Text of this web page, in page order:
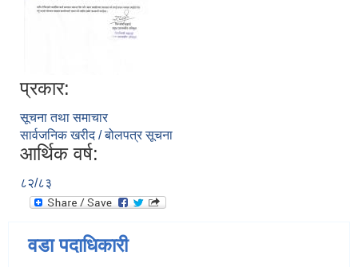
प्रकार:
सूचना तथा समाचार
सार्वजनिक खरीद / बोलपत्र सूचना
आर्थिक वर्ष:
८२/८३
वडा पदाधिकारी